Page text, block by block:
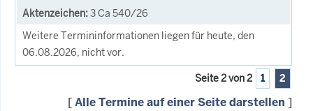
3 Ca 540/26
Weitere Termininformationen liegen für heute, den
06.08.2026, nicht vor.
Seite 2 von 2 1 2
[Alle Termine auf einer Seite darstellen ]